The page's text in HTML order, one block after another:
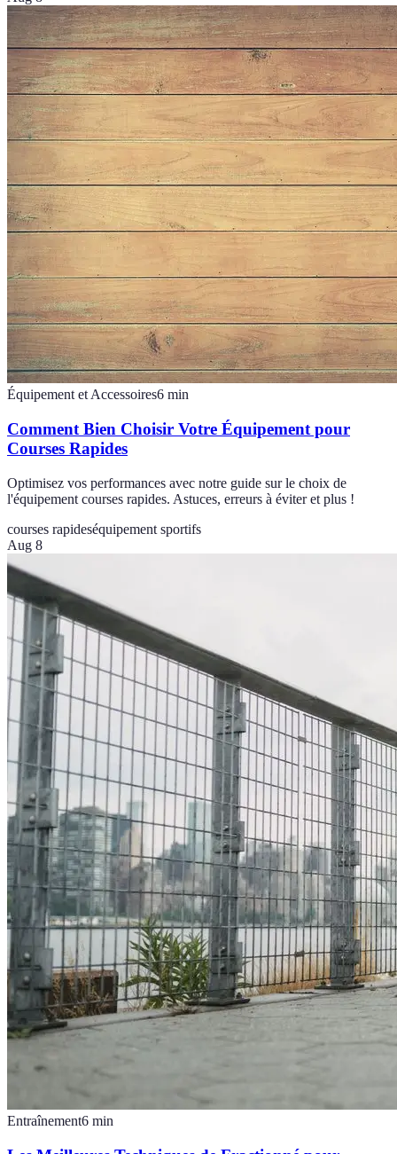
Équipement et Accessoires6 min
Comment Bien Choisir Votre Équipement pour
Courses Rapides
Optimisez vos performances avec notre guide sur le choix de
l'équipement courses rapides. Astuces, erreurs à éviter et plus !
courses rapideséquipement sportifs
Aug 8
Entraînement6 min